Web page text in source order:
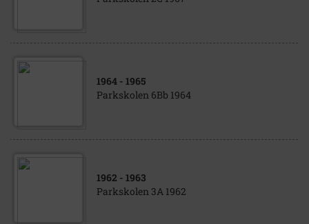
1964 - 1965
Parkskolen 6Bb 1964
1962 - 1963
Parkskolen 3A 1962